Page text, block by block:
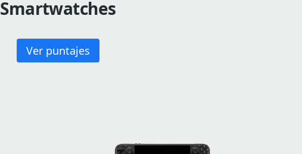
Smartwatches
Ver puntajes